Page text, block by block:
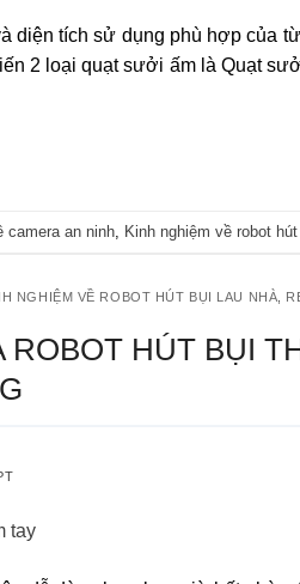
diện tích sử dụng phù hợp của
2 loại quạt sưởi ấm là Quạt
camera an ninh Kinh nghiệm về robot
NGHIỆM VỀ ROBOT HÚT BỤI LAU NHÀ,
HÚT BỤI